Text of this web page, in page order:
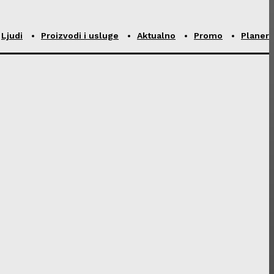
Ljudi Proizvodi i usluge Aktualno Promo Planer